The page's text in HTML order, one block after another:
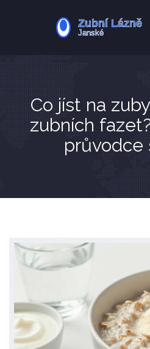
Zotavení po extrakci
Co jíst na
zubních
průvodce